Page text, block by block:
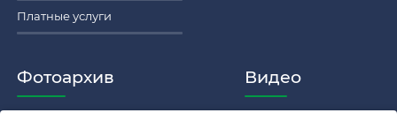
Платные услуги
Фотоархив Видео